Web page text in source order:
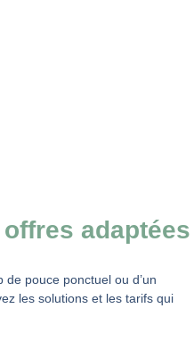
adaptées
de pouce ponctuel ou d’un
les solutions et les tarifs qui